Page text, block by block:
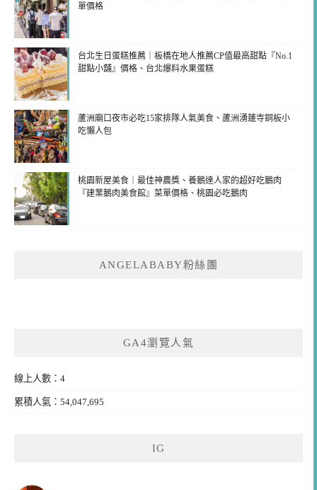
單價格
台北生日蛋糕推薦｜板橋在地人推薦CP值最高甜點『No.1
甜點小舖』價格、台北爆料水果蛋糕
蘆洲廟口夜市必吃15家排隊人氣美食、蘆洲湧蓮寺銅板小
吃懶人包
桃園新屋美食｜最佳神農獎、養鵝達人家的超好吃鵝肉
『建業鵝肉美食館』菜單價格、桃園必吃鵝肉
ANGELABABY粉絲團
GA4瀏覽人氣
線上人數：4
累積人氣：54,047,695
IG